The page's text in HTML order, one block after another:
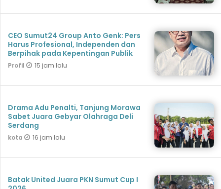
CEO Sumut24 Group Anto Genk: Pers
Harus Profesional, Independen dan
Berpihak pada Kepentingan Publik
Profil 15 jam lalu
Drama Adu Penalti, Tanjung Morawa
Sabet Juara Gebyar Olahraga Deli
Serdang
kota 16 jam lalu
Batak United Juara PKN Sumut Cup I